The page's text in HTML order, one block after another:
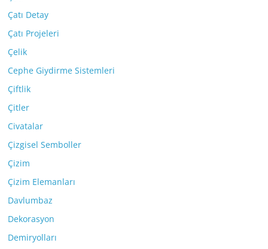
Çatı Detay
Çatı Projeleri
Çelik
Cephe Giydirme Sistemleri
Çiftlik
Çitler
Civatalar
Çizgisel Semboller
Çizim
Çizim Elemanları
Davlumbaz
Dekorasyon
Demiryolları